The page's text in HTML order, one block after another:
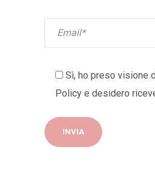
Sì, ho preso visione
Policy e desidero